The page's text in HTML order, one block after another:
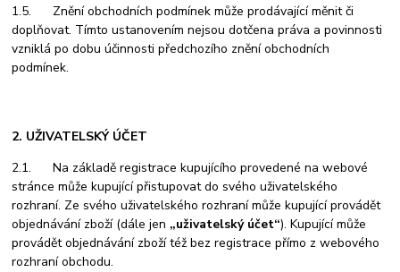
1.5. Znění obchodních podmínek může prodávající měnit či
doplňovat. Tímto ustanovením nejsou dotčena práva a povinnosti
vzniklá po dobu účinnosti předchozího znění obchodních
podmínek.
2. UŽIVATELSKÝ ÚČET
2.1. Na základě registrace kupujícího provedené na webové
stránce může kupující přistupovat do svého uživatelského
rozhraní. Ze svého uživatelského rozhraní může kupující provádět
objednávání zboží (dále jen „uživatelský účet“). Kupující může
provádět objednávání zboží též bez registrace přímo z webového
rozhraní obchodu.